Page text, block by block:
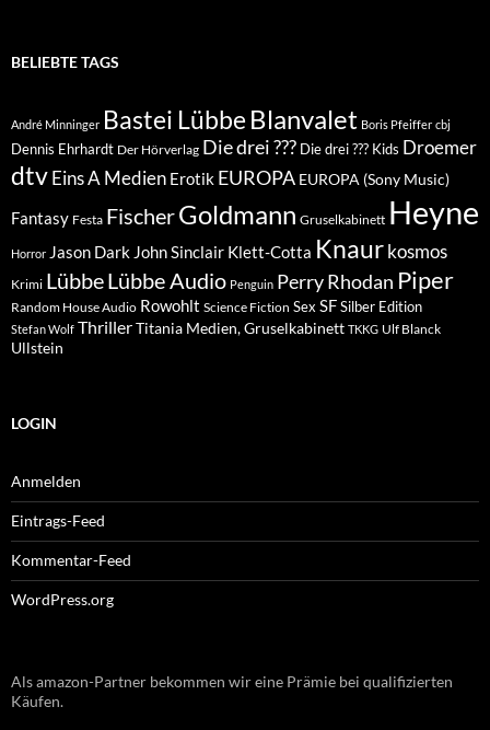
BELIEBTE TAGS
André Minninger Bastei Lübbe Blanvalet Boris Pfeiffer cbj
Dennis Ehrhardt Der Hörverlag Die drei ??? Die drei ??? Kids Droemer
dtvEins A Medien Erotik EUROPA EUROPA (Sony Music)
Fantasy Festa FischerGoldmann Gruselkabinett Heyne
Horror Jason Dark John Sinclair Klett-Cotta Knaur kosmos
Krimi LübbeLübbe Audio Penguin Perry Rhodan Piper
Random House Audio Rowohlt Science Fiction Sex SFSilber Edition
Stefan Wolf ThrillerTitania Medien, Gruselkabinett TKKG Ulf Blanck
Ullstein
LOGIN
Anmelden
Eintrags-Feed
Kommentar-Feed
WordPress.org
Als amazon-Partner bekommen wir eine Prämie bei qualifizierten
Käufen.